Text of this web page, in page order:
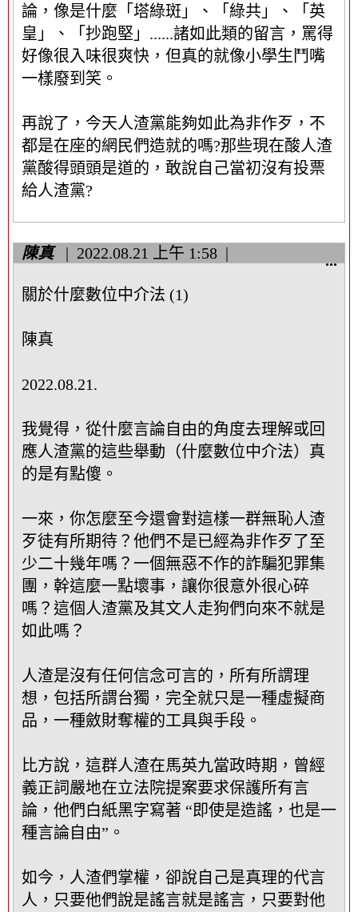
論，像是什麼「塔綠斑」、「綠共」、「英
皇」、「抄跑堅」......諸如此類的留言，罵得
好像很入味很爽快，但真的就像小學生鬥嘴
一樣廢到笑。
再說了，今天人渣黨能夠如此為非作歹，不
都是在座的網民們造就的嗎?那些現在酸人渣
黨酸得頭頭是道的，敢說自己當初沒有投票
給人渣黨?
陳真 2022.08.21 上午 1:58
關於什麼數位中介法 (1)
陳真
2022.08.21.
我覺得，從什麼言論自由的角度去理解或回
應人渣黨的這些舉動（什麼數位中介法）真
的是有點傻。
一來，你怎麼至今還會對這樣一群無恥人渣
歹徒有所期待？他們不是已經為非作歹了至
少二十幾年嗎？一個無惡不作的詐騙犯罪集
團，幹這麼一點壞事，讓你很意外很心碎
嗎？這個人渣黨及其文人走狗們向來不就是
如此嗎？
人渣是沒有任何信念可言的，所有所謂理
想，包括所謂台獨，完全就只是一種虛擬商
品，一種斂財奪權的工具與手段。
比方說，這群人渣在馬英九當政時期，曾經
義正詞嚴地在立法院提案要求保護所有言
論，他們白紙黑字寫著 “即使是造謠，也是一
種言論自由”。
如今，人渣們掌權，卻說自己是真理的代言
人，只要他們說是謠言就是謠言，只要對他
...顯